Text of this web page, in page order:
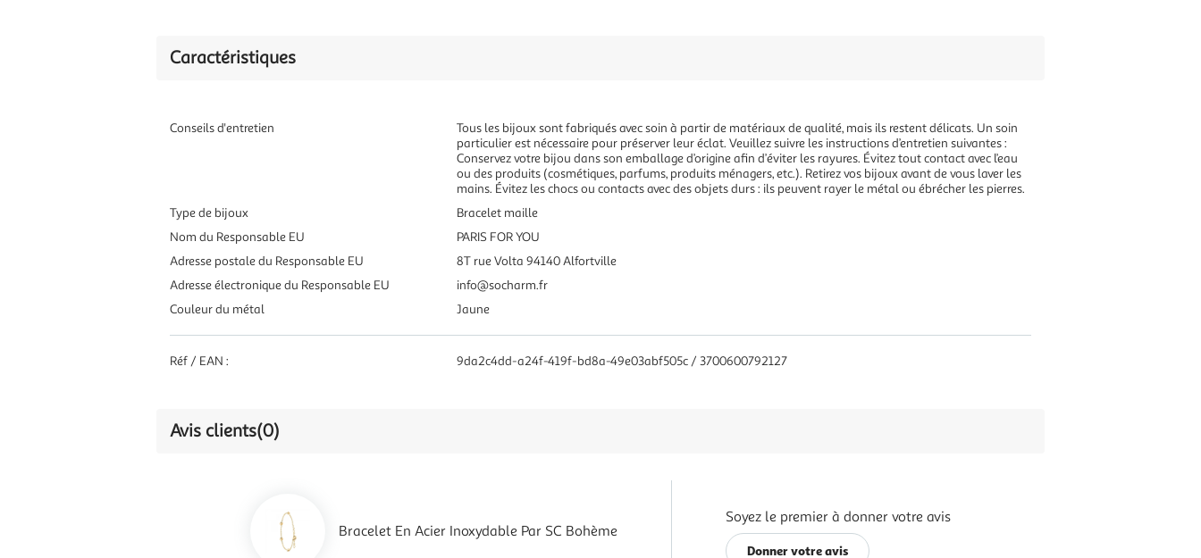
Caractéristiques
Conseils d'entretien
Tous les bijoux sont fabriqués avec soin à partir de matériaux de qualité, mais ils restent délicats. Un soin
particulier est nécessaire pour préserver leur éclat. Veuillez suivre les instructions d’entretien suivantes :
Conservez votre bijou dans son emballage d’origine afin d’éviter les rayures. Évitez tout contact avec l’eau
ou des produits (cosmétiques, parfums, produits ménagers, etc.). Retirez vos bijoux avant de vous laver les
mains. Évitez les chocs ou contacts avec des objets durs : ils peuvent rayer le métal ou ébrécher les pierres.
Type de bijoux
Bracelet maille
Nom du Responsable EU
PARIS FOR YOU
Adresse postale du Responsable EU
8T rue Volta 94140 Alfortville
Adresse électronique du Responsable EU
info@socharm.fr
Couleur du métal
Jaune
Réf / EAN : 9da2c4dd-a24f-419f-bd8a-49e03abf505c / 3700600792127
Avis clients(0)
Bracelet En Acier Inoxydable Par SC Bohème
Soyez le premier à donner votre avis
Donner votre avis